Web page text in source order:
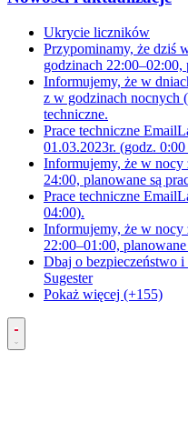
Ukrycie liczników
Przypominamy, że dziś
godzinach 22:00–02:00,
Informujemy, że w
z w godzinach nocnych
techniczne.
Prace techniczne
01.03.2023r. (godz.
Informujemy, że w nocy
24:00, planowane są
Prace techniczne
04:00).
Informujemy, że w nocy
22:00–01:00,
Dbaj o bezpieczeństwo i
Sugester
Pokaż więcej (+155)